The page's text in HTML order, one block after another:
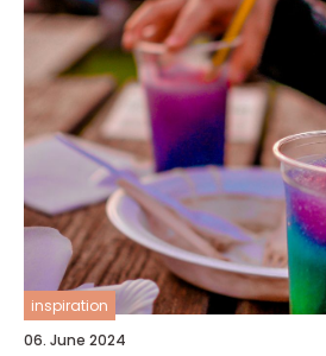
inspiration
06. June 2024